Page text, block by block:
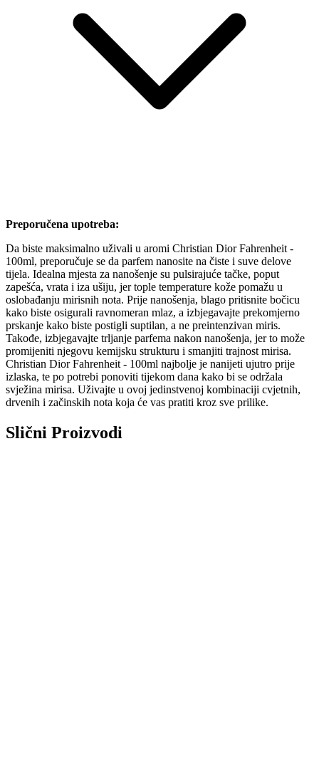
Preporučena upotreba:
Da biste maksimalno uživali u aromi Christian Dior Fahrenheit -
100ml, preporučuje se da parfem nanosite na čiste i suve delove
tijela. Idealna mjesta za nanošenje su pulsirajuće tačke, poput
zapešća, vrata i iza ušiju, jer tople temperature kože pomažu u
oslobađanju mirisnih nota. Prije nanošenja, blago pritisnite bočicu
kako biste osigurali ravnomeran mlaz, a izbjegavajte prekomjerno
prskanje kako biste postigli suptilan, a ne preintenzivan miris.
Takođe, izbjegavajte trljanje parfema nakon nanošenja, jer to može
promijeniti njegovu kemijsku strukturu i smanjiti trajnost mirisa.
Christian Dior Fahrenheit - 100ml najbolje je nanijeti ujutro prije
izlaska, te po potrebi ponoviti tijekom dana kako bi se održala
svježina mirisa. Uživajte u ovoj jedinstvenoj kombinaciji cvjetnih,
drvenih i začinskih nota koja će vas pratiti kroz sve prilike.
Slični Proizvodi